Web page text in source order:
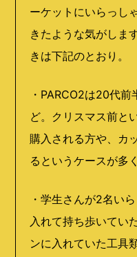
ーケットにいらっし
きたような気がしま
きは下記のとおり。
・PARCO2は20代
ど。クリスマス前と
購入される方や、カ
るというケースが多
・学生さんが2名い
入れて持ち歩いてい
ンに入れていた工具